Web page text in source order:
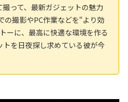
って、最新ガジェットの魅力
の撮影やPC作業などを“より効
ーに、最高に快適な環境を作る
トを日夜探し求めている彼が今